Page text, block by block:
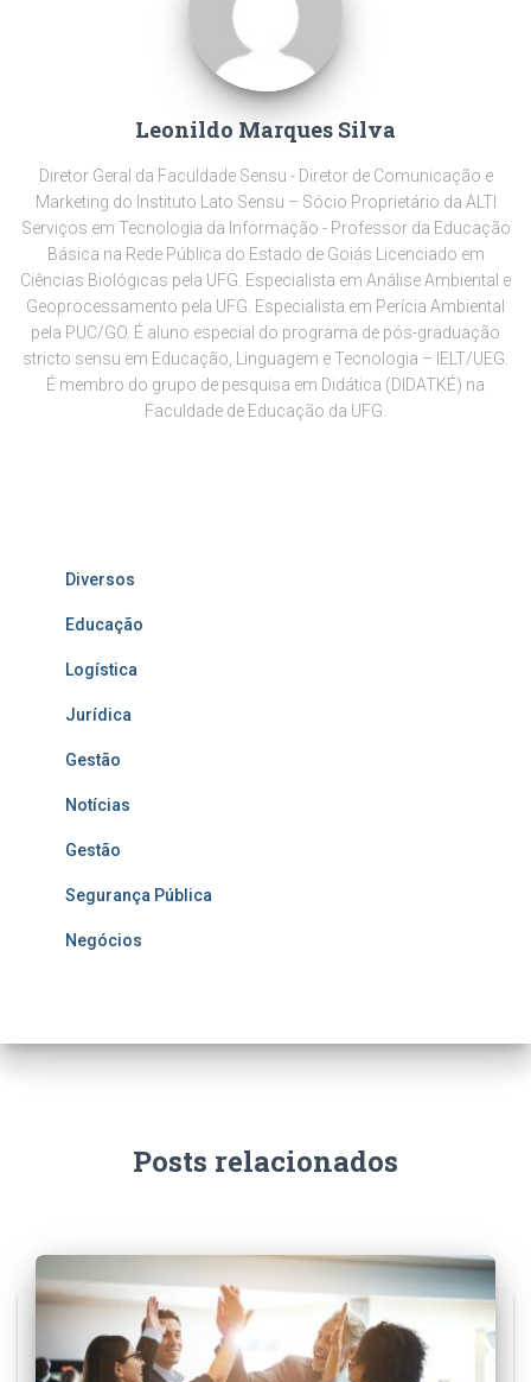
Leonildo Marques Silva
Diretor Geral da Faculdade Sensu - Diretor de Comunicação e
Marketing do Instituto Lato Sensu – Sócio Proprietário da ALTI
Serviços em Tecnologia da Informação - Professor da Educação
Básica na Rede Pública do Estado de Goiás Licenciado em
Ciências Biológicas pela UFG. Especialista em Análise Ambiental e
Geoprocessamento pela UFG. Especialista em Perícia Ambiental
pela PUC/GO. É aluno especial do programa de pós-graduação
stricto sensu em Educação, Linguagem e Tecnologia – IELT/UEG.
É membro do grupo de pesquisa em Didática (DIDATKÉ) na
Faculdade de Educação da UFG.
Diversos
Educação
Logística
Jurídica
Gestão
Notícias
Gestão
Segurança Pública
Negócios
Posts relacionados